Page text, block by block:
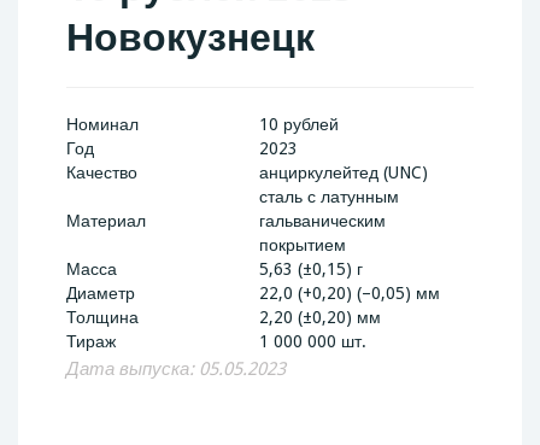
Новокузнецк
Номинал
10 рублей
Год
2023
Качество
анциркулейтед (UNC)
Материал
сталь с латунным
гальваническим
покрытием
Масса
5,63 (±0,15) г
Диаметр
22,0 (+0,20) (–0,05) мм
Толщина
2,20 (±0,20) мм
Тираж
1 000 000 шт.
Дата выпуска: 05.05.2023